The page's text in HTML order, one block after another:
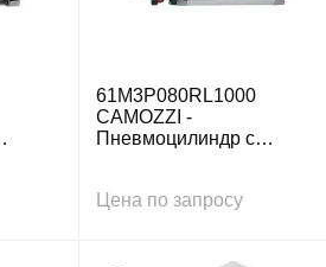
61M3P080RL1000
CAMOZZI -
Пневмоцилиндр с
Цена по запросу